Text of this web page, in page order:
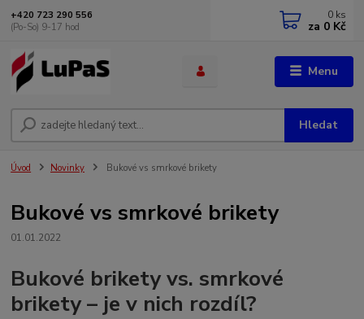
Menu
Hledat
+420 723 290 556
(Po-So) 9-17 hod
0 ks
za 0 Kč
Úvod Novinky Bukové vs smrkové brikety
Bukové vs smrkové brikety
01.01.2022
Bukové brikety vs. smrkové
brikety – je v nich rozdíl?